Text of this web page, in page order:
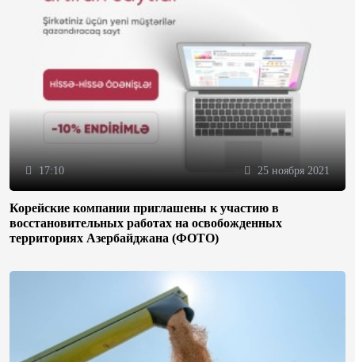
17:10 25 ноября 2021
Корейские компании приглашены к участию в
восстановительных работах на освобожденных
территориях Азербайджана (ФОТО)